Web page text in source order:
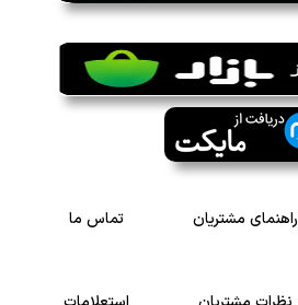
راهنمای مشتریان تماس ما